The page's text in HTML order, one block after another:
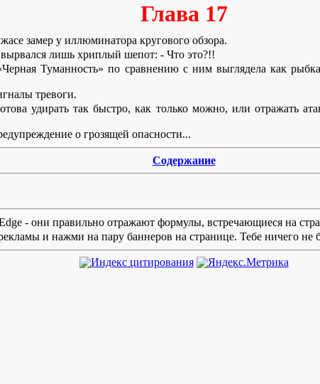
Глава 17
замер у иллюминатора кругового обзора.
лишь хриплый шепот: - Что это?!!
Туманность» по сравнению с ним выглядела как
тревоги.
удирать так быстро, как только можно, или отражать
о грозящей опасности...
Содержание
- они правильно отражают формулы, встречающиеся на
и нажми на пару баннеров на странице. Тебе ничего не